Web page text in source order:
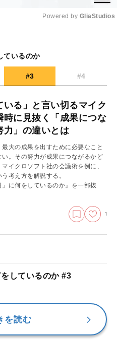
Powered by GliaStudios
ているのか
#3 #4
いる」と言い切るマイク
時に見抜く「成果につな
力」の違いとは
大の成果を出すために必要なこと
。その努力が成果につながるかど
イクロソフト社の会議術を例に、
考え方を解説する。
に何をしているのか』を一部抜
1
しているのか #3
を読む